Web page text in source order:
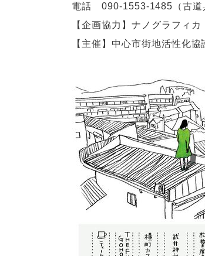
電話 090-1553-1485（古道
【企画協力】ナノグラフィカ
【主催】中心市街地活性化協